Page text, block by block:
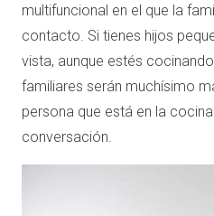
multifuncional en el que la
contacto. Si tienes hijos
vista, aunque estés
familiares serán muchísimo
persona que está en la
conversación.